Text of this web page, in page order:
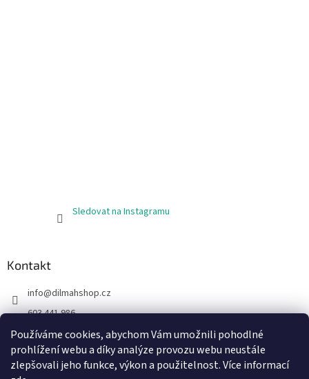
Používáme cookies, abychom Vám umožnili pohodlné
prohlížení webu a díky analýze provozu webu neustále
zlepšovali jeho funkce, výkon a použitelnost. Více informací
Sledovat na Instagramu
Kontakt
info@dilmahshop.cz
603 441 986
603 890 398
https://www.facebook.com/cejlonskycaj